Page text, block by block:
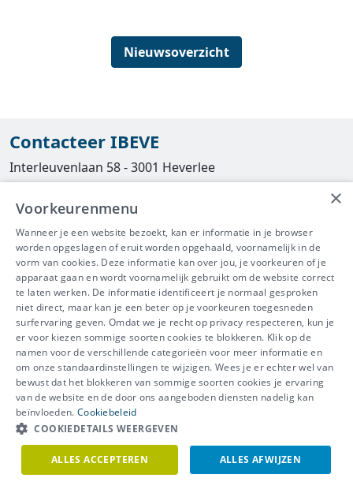
Nieuwsoverzicht
Contacteer IBEVE
Interleuvenlaan 58 - 3001 Heverlee
016/390490
info@ibeve.be
asbest@ibeve.be
Ondernemingsnummer: 0436 612 044
IBEVE maakt deel uit van Groep
IDEWE
Disclaimer-Privacy-Cookiebeleid
Meer vragen? Neem
meteen contact op.
×
Voorkeurenmenu
Wanneer je een website bezoekt, kan er informatie in je browser
worden opgeslagen of eruit worden opgehaald, voornamelijk in de
vorm van cookies. Deze informatie kan over jou, je voorkeuren of je
apparaat gaan en wordt voornamelijk gebruikt om de website correct
te laten werken. De informatie identificeert je normaal gesproken
niet direct, maar kan je een beter op je voorkeuren toegesneden
surfervaring geven. Omdat we je recht op privacy respecteren, kun je
er voor kiezen sommige soorten cookies te blokkeren. Klik op de
namen voor de verschillende categorieën voor meer informatie en
om onze standaardinstellingen te wijzigen. Wees je er echter wel van
bewust dat het blokkeren van sommige soorten cookies je ervaring
van de website en de door ons aangeboden diensten nadelig kan
beïnvloeden. Cookiebeleid
COOKIEDETAILS WEERGEVEN
ALLES ACCEPTEREN ALLES AFWIJZEN